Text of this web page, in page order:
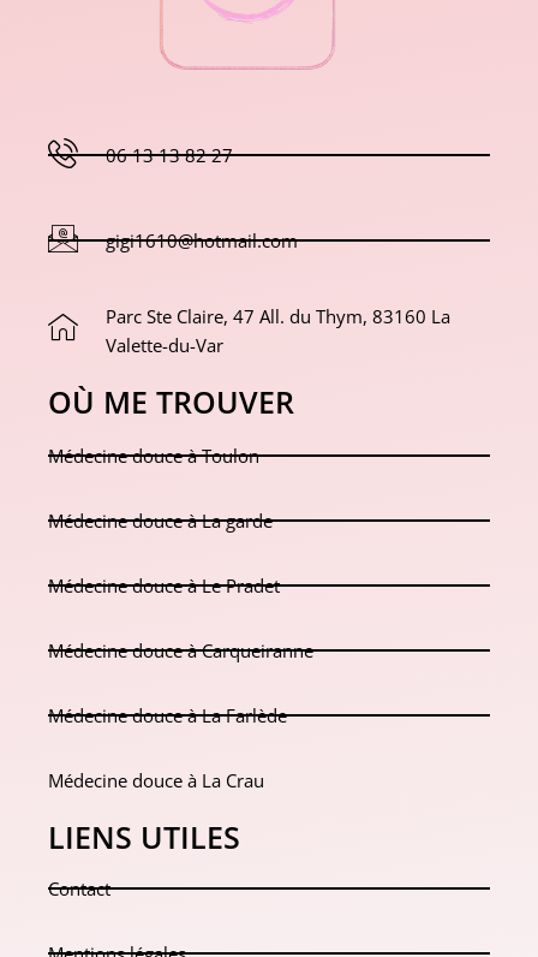
06 13 13 82 27
gigi1610@hotmail.com
Parc Ste Claire, 47 All. du Thym, 83160 La
Valette-du-Var
OÙ ME TROUVER
Médecine douce à Toulon
Médecine douce à La garde
Médecine douce à Le Pradet
Médecine douce à Carqueiranne
Médecine douce à La Farlède
Médecine douce à La Crau
LIENS UTILES
Contact